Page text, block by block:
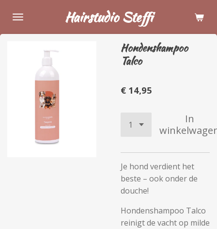
direct
naar
hoofdinhoud
Hairstudio Steffi
Hondenshampoo
Talco
€ 14,95
In
Je hond verdient het
beste – ook onder de
douche!
Hondenshampoo Talco
reinigt de vacht op milde